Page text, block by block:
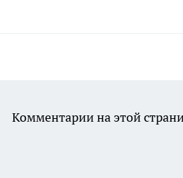
Комментарии на этой